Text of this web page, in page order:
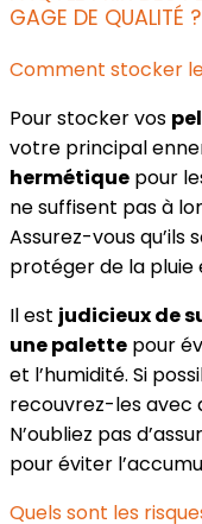
GAGE DE QUALITÉ ?
Comment stocker
Pour stocker vos
votre principal
hermétique pour
ne suffisent pas à
Assurez-vous qu’ils
protéger de la pluie
Il est judicieux de
une palette pour
et l’humidité. Si
recouvrez-les avec
N’oubliez pas
pour éviter
Quels sont les